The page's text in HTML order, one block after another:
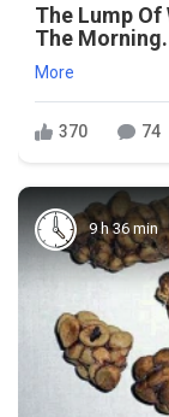
The Lump Of
The
More
370 74
9 h 36 min